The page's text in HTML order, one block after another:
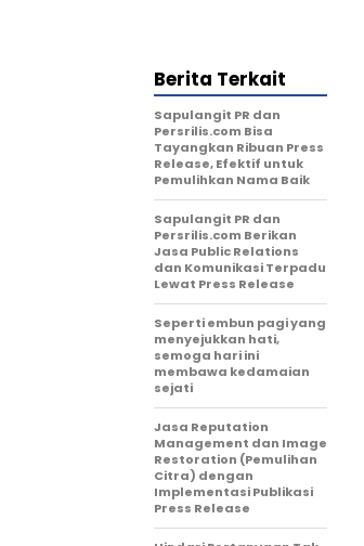
Berita Terkait
Sapulangit PR dan
Persrilis.com Bisa
Tayangkan Ribuan Press
Release, Efektif untuk
Pemulihkan Nama Baik
Sapulangit PR dan
Persrilis.com Berikan
Jasa Public Relations
dan Komunikasi Terpadu
Lewat Press Release
Seperti embun pagi yang
menyejukkan hati,
semoga hari ini
membawa kedamaian
sejati
Jasa Reputation
Management dan Image
Restoration (Pemulihan
Citra) dengan
Implementasi Publikasi
Press Release